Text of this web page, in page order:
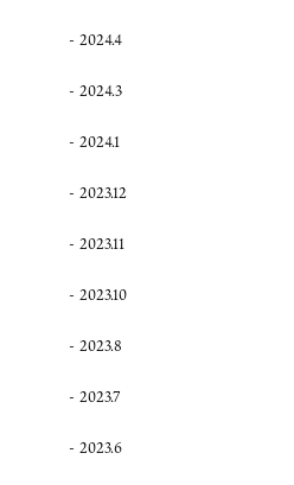
2024.4
2024.3
2024.1
2023.12
2023.11
2023.10
2023.8
2023.7
2023.6